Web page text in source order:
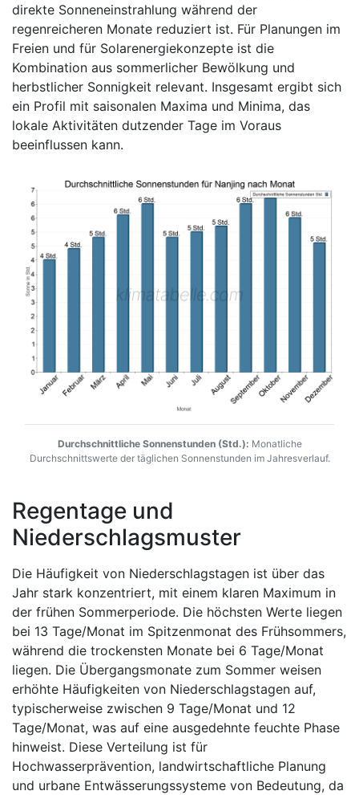
direkte Sonneneinstrahlung während der
regenreicheren Monate reduziert ist. Für Planungen im
Freien und für Solarenergiekonzepte ist die
Kombination aus sommerlicher Bewölkung und
herbstlicher Sonnigkeit relevant. Insgesamt ergibt sich
ein Profil mit saisonalen Maxima und Minima, das
lokale Aktivitäten dutzender Tage im Voraus
beeinflussen kann.
Durchschnittliche Sonnenstunden (Std.): Monatliche
Durchschnittswerte der täglichen Sonnenstunden im Jahresverlauf.
Regentage und
Niederschlagsmuster
Die Häufigkeit von Niederschlagstagen ist über das
Jahr stark konzentriert, mit einem klaren Maximum in
der frühen Sommerperiode. Die höchsten Werte liegen
bei 13 Tage/Monat im Spitzenmonat des Frühsommers,
während die trockensten Monate bei 6 Tage/Monat
liegen. Die Übergangsmonate zum Sommer weisen
erhöhte Häufigkeiten von Niederschlagstagen auf,
typischerweise zwischen 9 Tage/Monat und 12
Tage/Monat, was auf eine ausgedehnte feuchte Phase
hinweist. Diese Verteilung ist für
Hochwasserprävention, landwirtschaftliche Planung
und urbane Entwässerungssysteme von Bedeutung, da